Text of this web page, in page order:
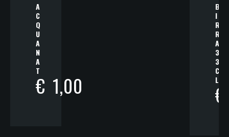
A
C
Q
U
A
N
A
T
€ 1,00
B
I
R
R
A
3
3
C
L
€